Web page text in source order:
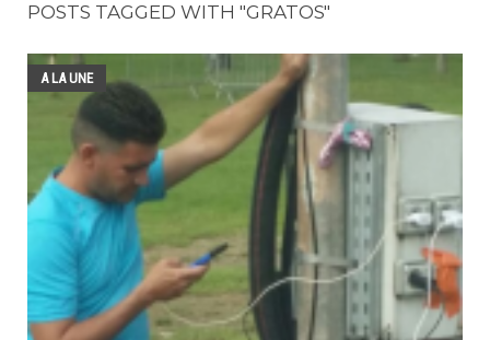
POSTS TAGGED WITH "GRATOS"
A LA UNE